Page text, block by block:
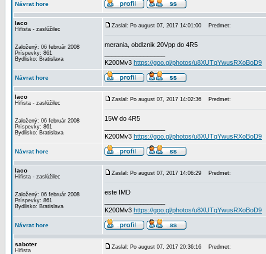
Návrat hore
laco
Hifista - zaslúžilec
Založený: 06 február 2008
Príspevky: 861
Bydlisko: Bratislava
Zaslal: Po august 07, 2017 14:01:00 Predmet:
merania, obdlznik 20Vpp do 4R5
K200Mv3 https://goo.gl/photos/u8XUTqYwusRXoBoD9
Návrat hore
laco
Hifista - zaslúžilec
Založený: 06 február 2008
Príspevky: 861
Bydlisko: Bratislava
Zaslal: Po august 07, 2017 14:02:36 Predmet:
15W do 4R5
K200Mv3 https://goo.gl/photos/u8XUTqYwusRXoBoD9
Návrat hore
laco
Hifista - zaslúžilec
Založený: 06 február 2008
Príspevky: 861
Bydlisko: Bratislava
Zaslal: Po august 07, 2017 14:06:29 Predmet:
este IMD
K200Mv3 https://goo.gl/photos/u8XUTqYwusRXoBoD9
Návrat hore
saboter
Hifista
Zaslal: Po august 07, 2017 20:36:16 Predmet: